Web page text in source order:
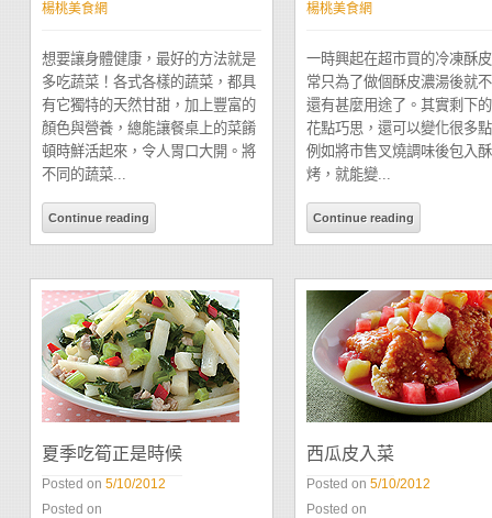
楊桃美食網
想要讓身體健康，最好的方法就是
多吃蔬菜！各式各樣的蔬菜，都具
有它獨特的天然甘甜，加上豐富的
顏色與營養，總能讓餐桌上的菜餚
頓時鮮活起來，令人胃口大開。將
不同的蔬菜...
Continue reading
楊桃美食網
一時興起在超市買的冷凍酥
常只為了做個酥皮濃湯後就
還有甚麼用途了。其實剩下
花點巧思，還可以變化很多
例如將市售叉燒調味後包入
烤，就能變...
Continue reading
夏季吃筍正是時候
Posted on5/10/2012
Posted on
西瓜皮入菜
Posted on 5/10/2012
Posted on